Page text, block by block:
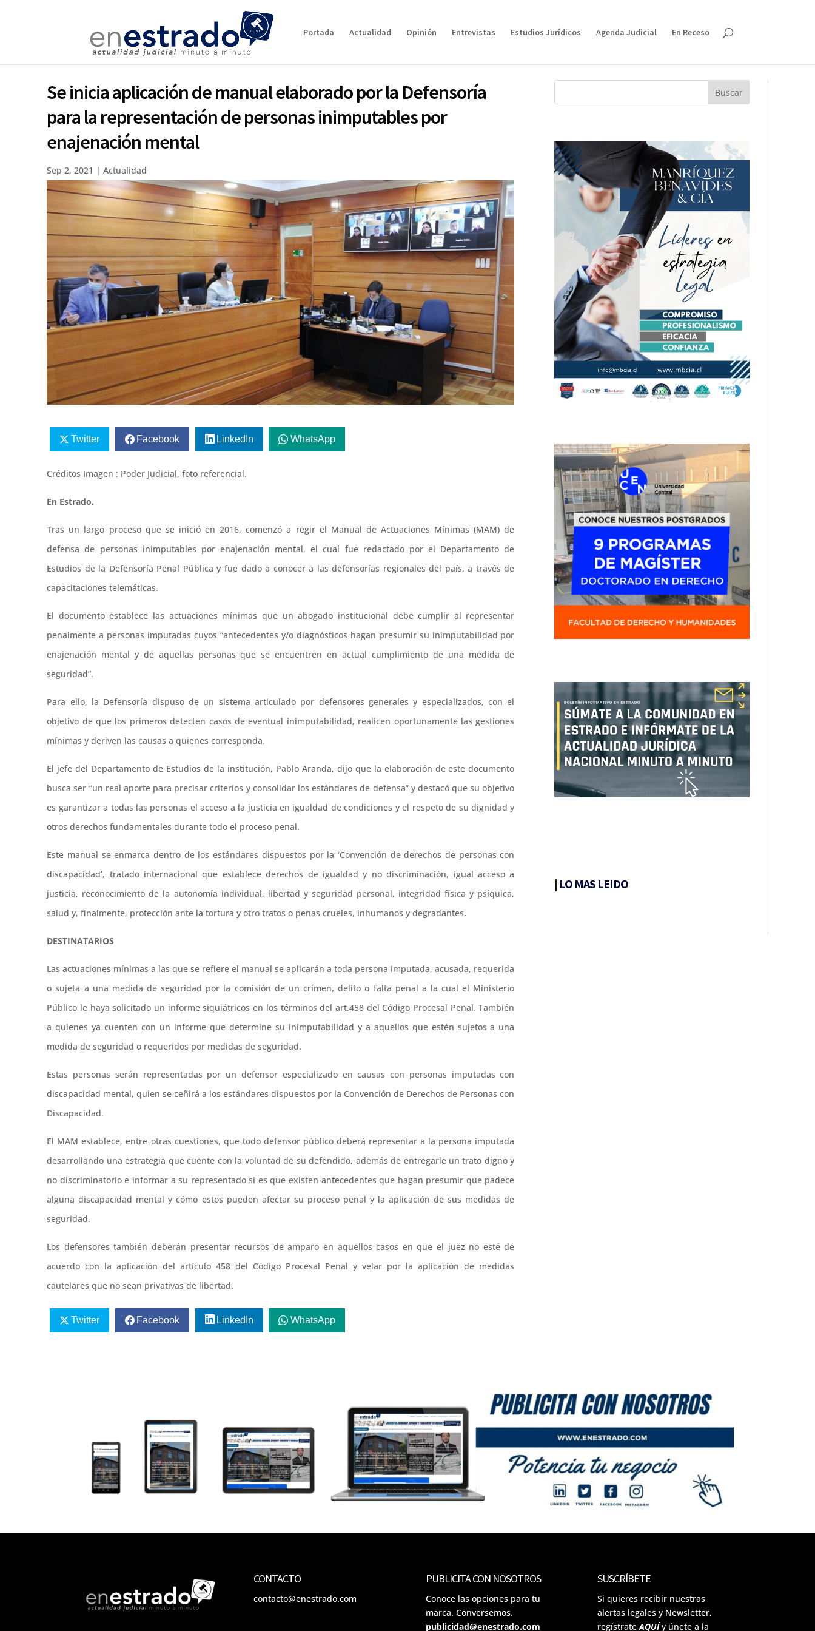
Portada Actualidad Opinión Entrevistas Estudios Jurídicos Agenda Judicial En Receso
Se inicia aplicación de manual elaborado por la Defensoría
para la representación de personas inimputables por
enajenación mental
Sep 2, 2021 |Actualidad
Twitter Facebook LinkedIn WhatsApp
Créditos Imagen : Poder Judicial, foto referencial.
En Estrado.
Tras un largo proceso que se inició en 2016, comenzó a regir el Manual de Actuaciones Mínimas (MAM) de
defensa de personas inimputables por enajenación mental, el cual fue redactado por el Departamento de
Estudios de la Defensoría Penal Pública y fue dado a conocer a las defensorías regionales del país, a través de
capacitaciones telemáticas.
El documento establece las actuaciones mínimas que un abogado institucional debe cumplir al representar
penalmente a personas imputadas cuyos “antecedentes y/o diagnósticos hagan presumir su inimputabilidad por
enajenación mental y de aquellas personas que se encuentren en actual cumplimiento de una medida de
seguridad”.
Para ello, la Defensoría dispuso de un sistema articulado por defensores generales y especializados, con el
objetivo de que los primeros detecten casos de eventual inimputabilidad, realicen oportunamente las gestiones
mínimas y deriven las causas a quienes corresponda.
El jefe del Departamento de Estudios de la institución, Pablo Aranda, dijo que la elaboración de este documento
busca ser “un real aporte para precisar criterios y consolidar los estándares de defensa” y destacó que su objetivo
es garantizar a todas las personas el acceso a la justicia en igualdad de condiciones y el respeto de su dignidad y
otros derechos fundamentales durante todo el proceso penal.
Este manual se enmarca dentro de los estándares dispuestos por la ‘Convención de derechos de personas con
discapacidad’, tratado internacional que establece derechos de igualdad y no discriminación, igual acceso a
justicia, reconocimiento de la autonomía individual, libertad y seguridad personal, integridad física y psíquica,
salud y, finalmente, protección ante la tortura y otro tratos o penas crueles, inhumanos y degradantes.
DESTINATARIOS
Las actuaciones mínimas a las que se refiere el manual se aplicarán a toda persona imputada, acusada, requerida
o sujeta a una medida de seguridad por la comisión de un crímen, delito o falta penal a la cual el Ministerio
Público le haya solicitado un informe siquiátricos en los términos del art.458 del Código Procesal Penal. También
a quienes ya cuenten con un informe que determine su inimputabilidad y a aquellos que estén sujetos a una
medida de seguridad o requeridos por medidas de seguridad.
Estas personas serán representadas por un defensor especializado en causas con personas imputadas con
discapacidad mental, quien se ceñirá a los estándares dispuestos por la Convención de Derechos de Personas con
Discapacidad.
El MAM establece, entre otras cuestiones, que todo defensor público deberá representar a la persona imputada
desarrollando una estrategia que cuente con la voluntad de su defendido, además de entregarle un trato digno y
no discriminatorio e informar a su representado si es que existen antecedentes que hagan presumir que padece
alguna discapacidad mental y cómo estos pueden afectar su proceso penal y la aplicación de sus medidas de
seguridad.
Los defensores también deberán presentar recursos de amparo en aquellos casos en que el juez no esté de
acuerdo con la aplicación del artículo 458 del Código Procesal Penal y velar por la aplicación de medidas
cautelares que no sean privativas de libertad.
Twitter Facebook LinkedIn WhatsApp
| LO MAS LEIDO
CONTACTO
contacto@enestrado.com
PUBLICITA CON NOSOTROS
Conoce las opciones para tu
marca. Conversemos.
publicidad@enestrado.com
SUSCRÍBETE
Si quieres recibir nuestras
alertas legales y Newsletter,
regístrateAQUÍ y únete a la